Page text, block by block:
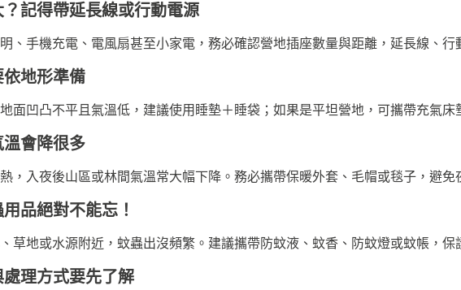
記得帶延長線或行動電源
、手機充電、電風扇甚至小家電，務必確認營地插座數量與距離，延長線、行
地形準備
面凹凸不平且氣溫低，建議使用睡墊＋睡袋；如果是平坦營地，可攜帶充氣
會降很多
，入夜後山區或林間氣溫常大幅下降。務必攜帶保暖外套、毛帽或毯子，避免
品絕對不能忘！
草地或水源附近，蚊蟲出沒頻繁。建議攜帶防蚊液、蚊香、防蚊燈或蚊帳，保
理方式要先了解